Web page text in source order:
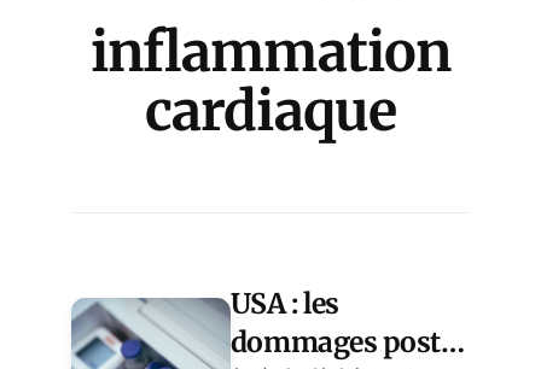
inflammation
cardiaque
USA : les
dommages post-